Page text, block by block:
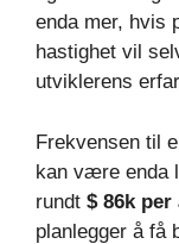
enda mer, hvis
hastighet vil
utviklerens
Frekvensen til
kan være enda
rundt $ 86k
planlegger å få